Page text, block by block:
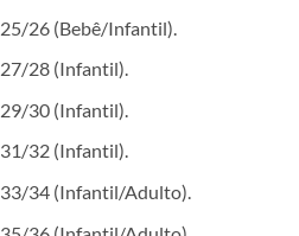
25/26 (Bebê/Infantil).
27/28 (Infantil).
29/30 (Infantil).
31/32 (Infantil).
33/34 (Infantil/Adulto).